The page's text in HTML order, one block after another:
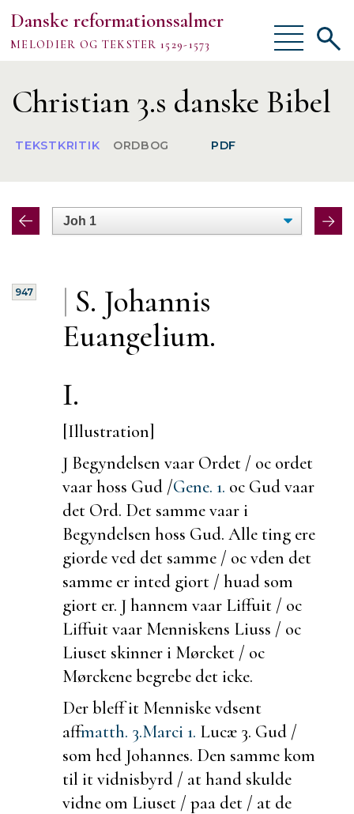
Danske reformationssalmer
MELODIER OG TEKSTER 1529-1573
Vis/skjul
menu
Om
TEKSTER
MELODIER
Vis/
Christian 3.s danske Bibel
TEKSTKRITIK ORDBOG PDF
|
947
S. Johannis
Euangelium.
I.
[Illustration]
J Begyndelsen vaar Ordet / oc ordet
vaar hoss Gud /Gene. 1. oc Gud vaar
det Ord. Det samme vaar i
Begyndelsen hoss Gud. Alle ting ere
giorde ved det samme / oc vden det
samme er inted giort / huad som
giort er. J hannem vaar Liffuit / oc
Liffuit vaar Menniskens Liuss / oc
Liuset skinner i Mørcket / oc
Mørckene begrebe det icke.
Der bleff it Menniske vdsent
affmatth. 3.Marci 1. Lucæ 3. Gud /
som hed Johannes. Den samme kom
til itvidnisbyrd / at hand skulde
vidne om Liuset / paa det / at de